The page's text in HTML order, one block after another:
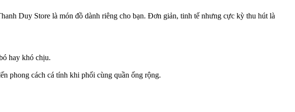
Duy Store là món đồ dành riêng cho bạn. Đơn giản, tinh tế nhưng cực kỳ thu hút là
hay khó chịu.
phong cách cá tính khi phối cùng quần ống rộng.